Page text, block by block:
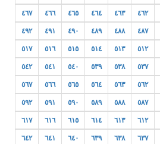
٤٦٢ ٤٦٣ ٤٦٤ ٤٦٥ ٤٦٦ ٤٦٧
٤٨٧ ٤٨٨ ٤٨٩ ٤٩٠ ٤٩١ ٤٩٢
٥١٢ ٥١٣ ٥١٤ ٥١٥ ٥١٦ ٥١٧
٥٣٧ ٥٣٨ ٥٣٩ ٥٤٠ ٥٤١ ٥٤٢
٥٦٢ ٥٦٣ ٥٦٤ ٥٦٥ ٥٦٦ ٥٦٧
٥٨٧ ٥٨٨ ٥٨٩ ٥٩٠ ٥٩١ ٥٩٢
٦١٢ ٦١٣ ٦١٤ ٦١٥ ٦١٦ ٦١٧
٦٣٧ ٦٣٨ ٦٣٩ ٦٤٠ ٦٤١ ٦٤٢